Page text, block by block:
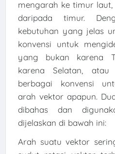
mengarah ke timur
daripada timur.
kebutuhan yang jelas
konvensi untuk
yang bukan karena
karena Selatan,
berbagai konvensi
arah vektor apapun.
dibahas dan
dijelaskan di bawah ini:
Arah suatu vektor